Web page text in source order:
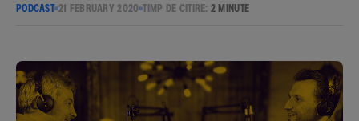
Campanii
BT Pay
PODCAST 21 FEBRUARY 2020 TIMP DE CITIRE: 2 MINUTE